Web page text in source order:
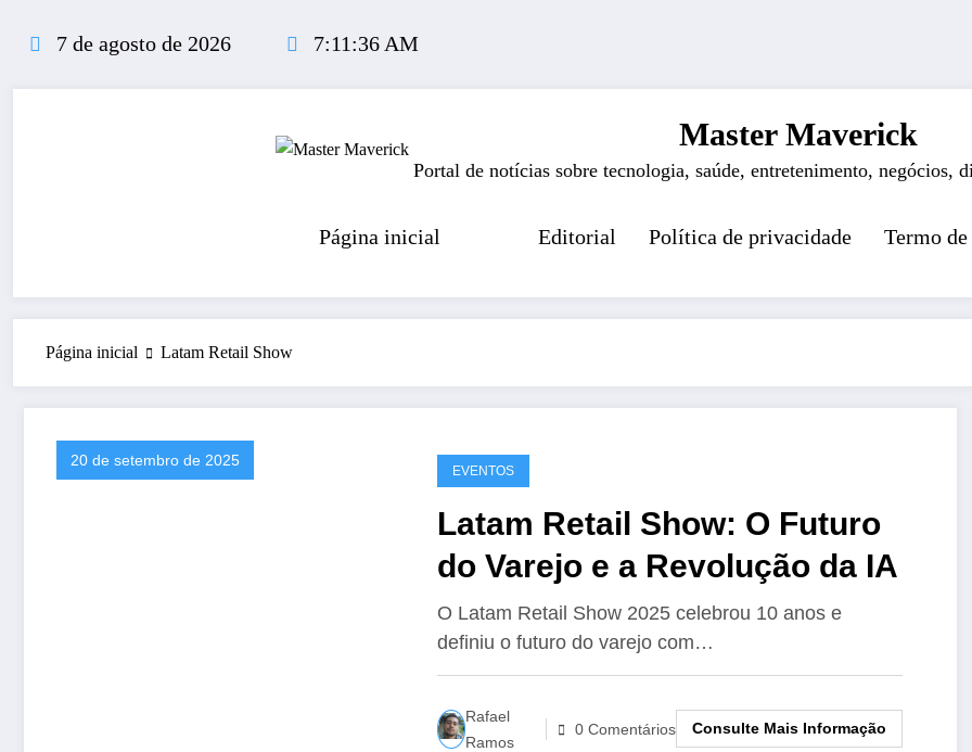
conteúdo
7 de agosto de 2026 7:11:36 AM
Master Maverick
Portal de notícias sobre tecnologia, saúde, entretenimento, negócios,
Página inicial Editorial Política de privacidade Termo
Página inicial Latam Retail Show
20 de setembro de 2025
EVENTOS
Latam Retail Show: O Futuro
do Varejo e a Revolução da IA
O Latam Retail Show 2025 celebrou 10 anos e
definiu o futuro do varejo com…
Rafael
Ramos
0 Comentários Consulte Mais Informação